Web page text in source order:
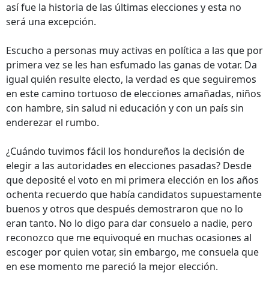
así fue la historia de las últimas elecciones y esta no
será una excepción.
Escucho a personas muy activas en política a las que por
primera vez se les han esfumado las ganas de votar. Da
igual quién resulte electo, la verdad es que seguiremos
en este camino tortuoso de elecciones amañadas, niños
con hambre, sin salud ni educación y con un país sin
enderezar el rumbo.
¿Cuándo tuvimos fácil los hondureños la decisión de
elegir a las autoridades en elecciones pasadas? Desde
que deposité el voto en mi primera elección en los años
ochenta recuerdo que había candidatos supuestamente
buenos y otros que después demostraron que no lo
eran tanto. No lo digo para dar consuelo a nadie, pero
reconozco que me equivoqué en muchas ocasiones al
escoger por quien votar, sin embargo, me consuela que
en ese momento me pareció la mejor elección.